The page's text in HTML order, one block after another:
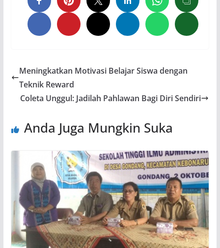
Meningkatkan Motivasi Belajar Siswa dengan
Teknik Reward
Coleta Unggul: Jadilah Pahlawan Bagi Diri Sendiri
Anda Juga Mungkin Suka